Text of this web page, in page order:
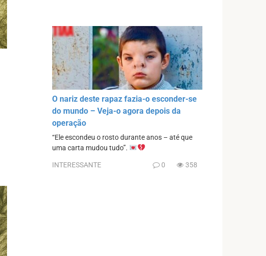
O nariz deste rapaz fazia-o esconder-se
do mundo – Veja-o agora depois da
operação
“Ele escondeu o rosto durante anos – até que
uma carta mudou tudo”.
INTERESSANTE 0 358